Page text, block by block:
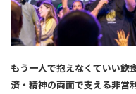
もう一人で抱えなくていい――
済・精神の両面で支える非営